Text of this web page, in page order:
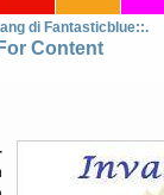
di Fantasticblue::.
Content